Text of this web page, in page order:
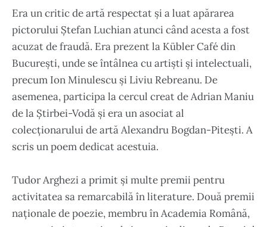
Era un critic de artă respectat și a luat apărarea
pictorului Ștefan Luchian atunci când acesta a fost
acuzat de fraudă. Era prezent la Kübler Café din
București, unde se întâlnea cu artiști și intelectuali,
precum Ion Minulescu și Liviu Rebreanu. De
asemenea, participa la cercul creat de Adrian Maniu
de la Știrbei-Vodă și era un asociat al
colecționarului de artă Alexandru Bogdan-Pitești. A
scris un poem dedicat acestuia.
Tudor Arghezi a primit și multe premii pentru
activitatea sa remarcabilă în literature. Două premii
naționale de poezie, membru în Academia Română,